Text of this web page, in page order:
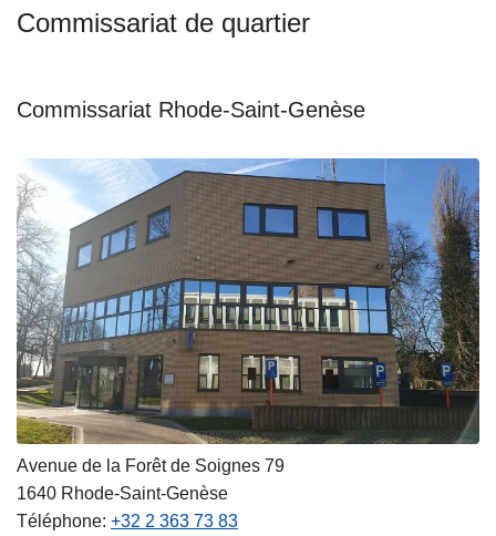
Commissariat de quartier
Commissariat Rhode-Saint-Genèse
Avenue de la Forêt de Soignes 79
1640 Rhode-Saint-Genèse
Téléphone +32 2 363 73 83